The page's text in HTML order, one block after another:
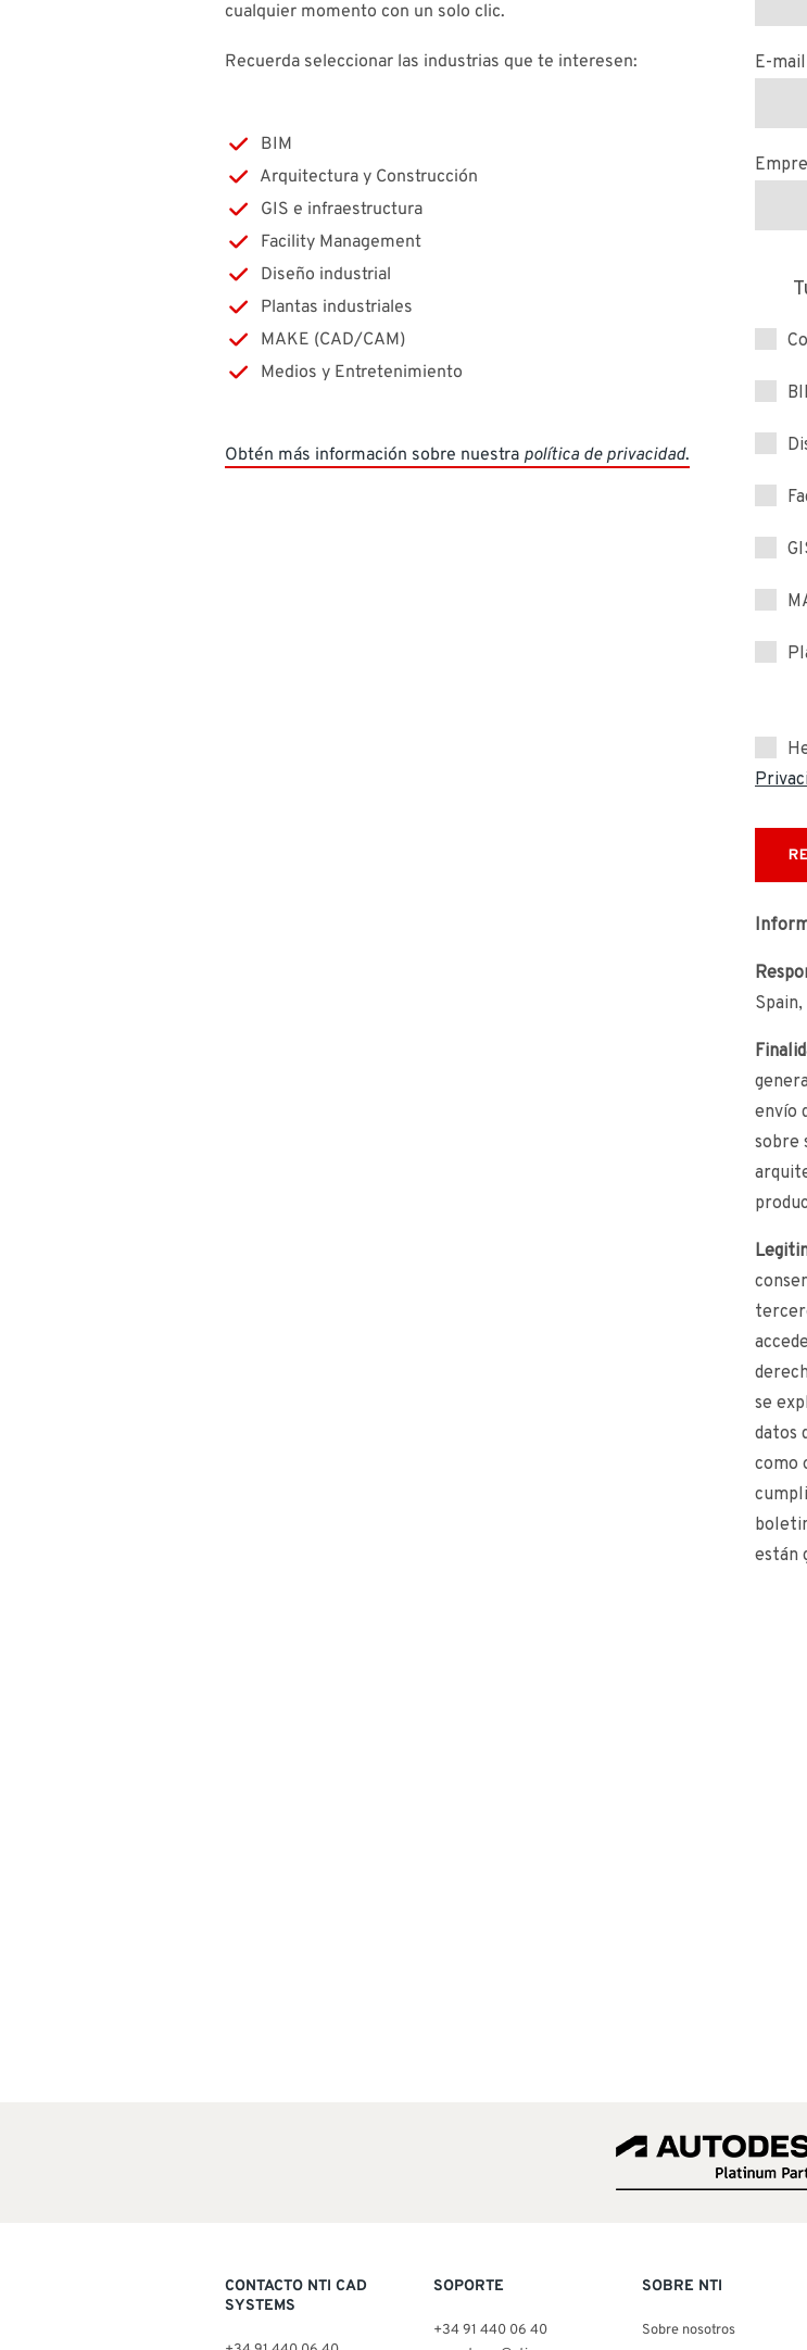
cualquier momento con un solo clic.
Recuerda seleccionar las industrias que te interesen:
BIM
Arquitectura y Construcción
GIS e infraestructura
Facility Management
Diseño industrial
Plantas industriales
MAKE (CAD/CAM)
Medios y Entretenimiento
Obtén más información sobre nuestra política de privacidad.
CONTACTO NTI CAD
SYSTEMS
SOPORTE
+34 91 440 06 40
SOBRE NTI
Sobre nosotros